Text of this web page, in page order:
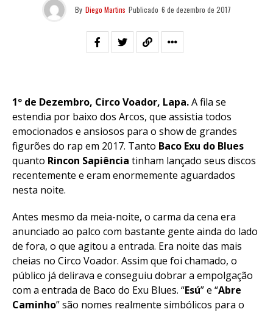
By Diego Martins Publicado 6 de dezembro de 2017
1º de Dezembro, Circo Voador, Lapa.A fila se
estendia por baixo dos Arcos, que assistia todos
emocionados e ansiosos para o show de grandes
figurões do rap em 2017. Tanto Baco Exu do Blues
quanto Rincon Sapiência tinham lançado seus discos
recentemente e eram enormemente aguardados
nesta noite.
Antes mesmo da meia-noite, o carma da cena era
anunciado ao palco com bastante gente ainda do lado
de fora, o que agitou a entrada. Era noite das mais
cheias no Circo Voador. Assim que foi chamado, o
público já delirava e conseguiu dobrar a empolgação
com a entrada de Baco do Exu Blues. “Esú” e “Abre
Caminho” são nomes realmente simbólicos para o